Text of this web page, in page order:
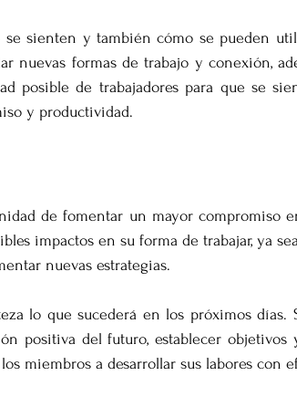
sienten y también cómo se pueden
nuevas formas de trabajo y conexión,
posible de trabajadores para que se
y productividad.
de fomentar un mayor compromiso
impactos en su forma de trabajar, ya
nuevas estrategias.
lo que sucederá en los próximos días.
positiva del futuro, establecer objetivos
miembros a desarrollar sus labores con